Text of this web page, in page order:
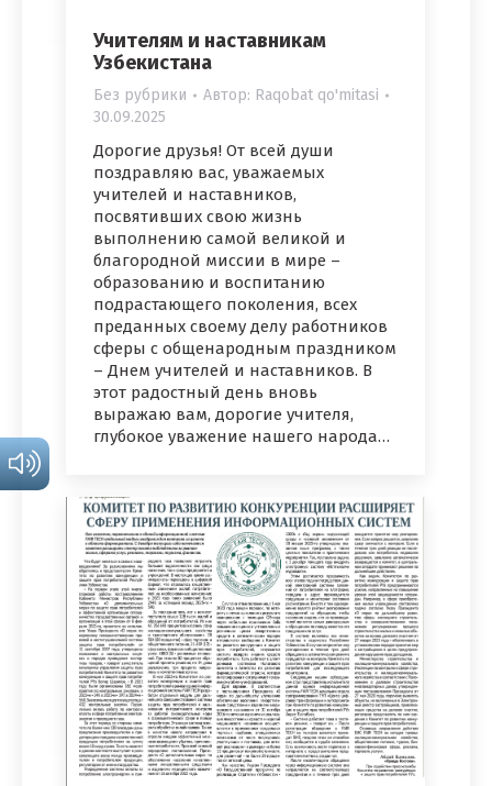
Учителям и наставникам
Узбекистана
Без рубрики Автор: Raqobat qo'mitasi
30.09.2025
Дорогие друзья! От всей души
поздравляю вас, уважаемых
учителей и наставников,
посвятивших свою жизнь
выполнению самой великой и
благородной миссии в мире –
образованию и воспитанию
подрастающего поколения, всех
преданных своему делу работников
сферы с общенародным праздником
– Днем учителей и наставников. В
этот радостный день вновь
выражаю вам, дорогие учителя,
глубокое уважение нашего народа…